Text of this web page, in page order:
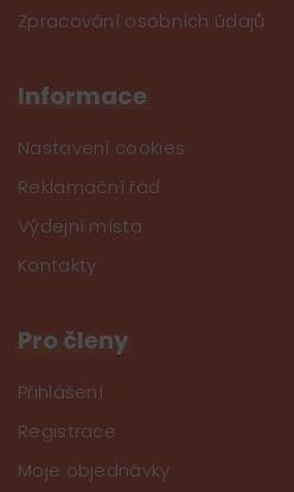
Zpracování osobních údajů
Informace
Nastavení cookies
Reklamační řád
Výdejní místa
Kontakty
Pro členy
Přihlášení
Registrace
Moje objednávky